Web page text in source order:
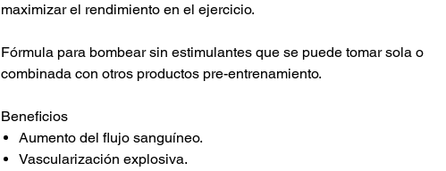
maximizar el rendimiento en el ejercicio.
Fórmula para bombear sin estimulantes que se puede tomar sola o
combinada con otros productos pre-entrenamiento.
Beneficios
Aumento del flujo sanguíneo.
Vascularización explosiva.